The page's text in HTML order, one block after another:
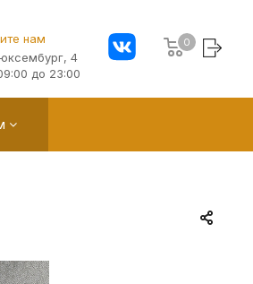
нам
4
до 23:00
0